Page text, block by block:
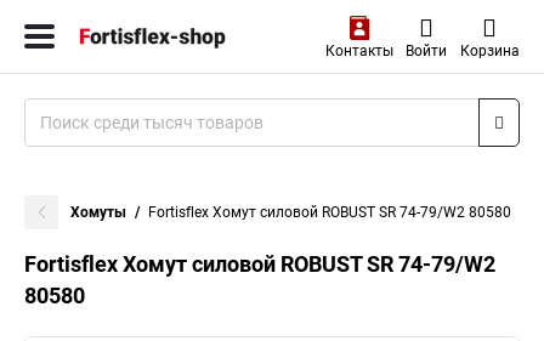
Контакты Войти Корзина
Хомуты Fortisflex Хомут силовой ROBUST SR 74-79/W2 80580
Fortisflex Хомут силовой ROBUST SR 74-79/W2
80580